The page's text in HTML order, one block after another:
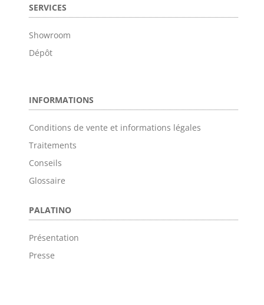
SERVICES
Showroom
Dépôt
INFORMATIONS
Conditions de vente et informations légales
Traitements
Conseils
Glossaire
PALATINO
Présentation
Presse